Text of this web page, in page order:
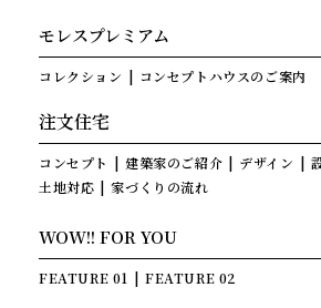
モレスプレミアム
コレクション コンセプトハウスのご案内
注文住宅
コンセプト 建築家のご紹介 デザイン
土地対応
家づくりの流れ
WOW!! FOR YOU
FEATURE 01 FEATURE 02